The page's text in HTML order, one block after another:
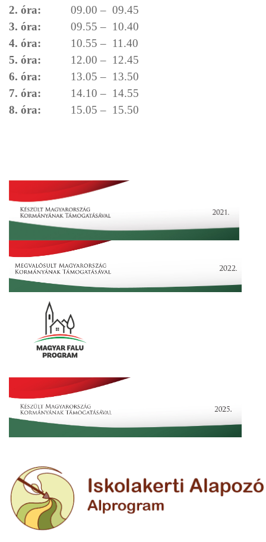
2. óra: 09.00 – 09.45
3. óra: 09.55 – 10.40
4. óra: 10.55 – 11.40
5. óra: 12.00 – 12.45
6. óra: 13.05 – 13.50
7. óra: 14.10 – 14.55
8. óra: 15.05 – 15.50